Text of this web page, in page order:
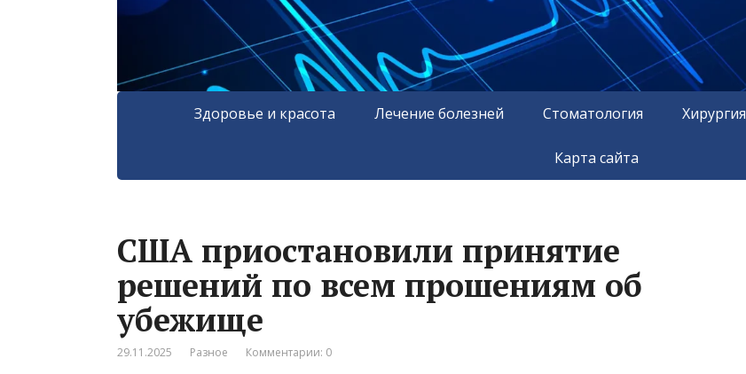
Здоровье и красота Лечение болезней Стоматология Хирургия
Карта сайта
США приостановили принятие
решений по всем прошениям об
убежище
29.11.2025 Разное Комментарии: 0